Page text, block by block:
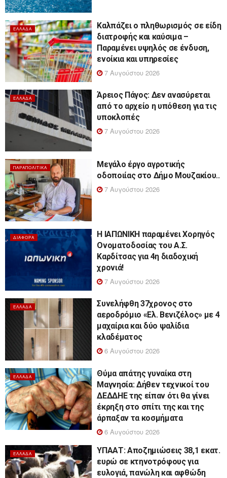
ΕΛΛΆΔΑ
Καλπάζει ο πληθωρισμός σε είδη
διατροφής και καύσιμα –
Παραμένει υψηλός σε ένδυση,
ενοίκια και υπηρεσίες
7 Αυγούστου 2026
ΕΛΛΆΔΑ
Άρειος Πάγος: Δεν ανασύρεται
από το αρχείο η υπόθεση για τις
υποκλοπές
7 Αυγούστου 2026
ΠΑΡΑΠΟΛΙΤΙΚΆ
Μεγάλο έργο αγροτικής
οδοποιίας στο Δήμο Μουζακίου..
7 Αυγούστου 2026
ΔΙΆΦΟΡΑ
Η ΙΑΠΩΝΙΚΗ παραμένει Χορηγός
Ονοματοδοσίας του Α.Σ.
Καρδίτσας για 4η διαδοχική
χρονιά!
7 Αυγούστου 2026
ΕΛΛΆΔΑ
Συνελήφθη 37χρονος στο
αεροδρόμιο «Ελ. Βενιζέλος» με 4
μαχαίρια και δύο ψαλίδια
κλαδέματος
6 Αυγούστου 2026
ΕΛΛΆΔΑ
Θύμα απάτης γυναίκα στη
Μαγνησία: Δήθεν τεχνικοί του
ΔΕΔΔΗΕ της είπαν ότι θα γίνει
έκρηξη στο σπίτι της και της
άρπαξαν τα κοσμήματα
6 Αυγούστου 2026
ΕΛΛΆΔΑ
ΥΠΑΑΤ: Αποζημιώσεις 38,1 εκατ.
ευρώ σε κτηνοτρόφους για
ευλογιά, πανώλη και αφθώδη